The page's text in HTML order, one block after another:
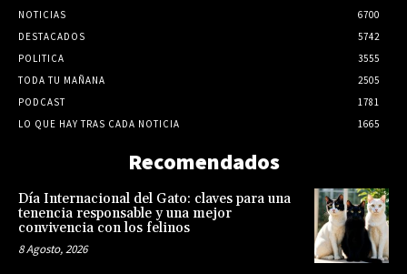
NOTICIAS
6700
DESTACADOS
5742
POLITICA
3555
TODA TU MAÑANA
2505
PODCAST
1781
LO QUE HAY TRAS CADA NOTICIA
1665
Recomendados
Día Internacional del Gato: claves para una
tenencia responsable y una mejor
convivencia con los felinos
8 Agosto, 2026